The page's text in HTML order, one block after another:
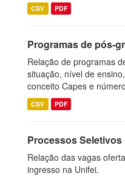
CSV PDF
Programas de pós-
Relação de programas
situação, nível de
conceito Capes e
CSV PDF
Processos Seletivos
Relação das vagas
ingresso na Unifei.